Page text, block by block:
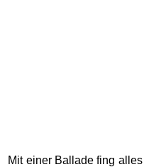
Mit einer Ballade fing